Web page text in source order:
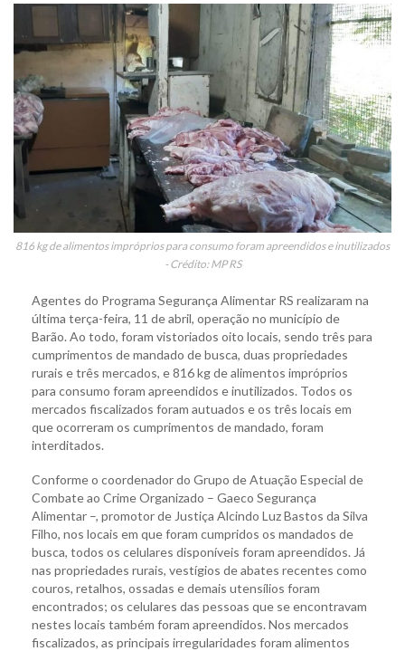
816 kg de alimentos impróprios para consumo foram apreendidos e inutilizados
- Crédito: MP RS
Agentes do Programa Segurança Alimentar RS realizaram na
última terça-feira, 11 de abril, operação no município de
Barão. Ao todo, foram vistoriados oito locais, sendo três para
cumprimentos de mandado de busca, duas propriedades
rurais e três mercados, e 816 kg de alimentos impróprios
para consumo foram apreendidos e inutilizados. Todos os
mercados fiscalizados foram autuados e os três locais em
que ocorreram os cumprimentos de mandado, foram
interditados.
Conforme o coordenador do Grupo de Atuação Especial de
Combate ao Crime Organizado – Gaeco Segurança
Alimentar –, promotor de Justiça Alcindo Luz Bastos da Silva
Filho, nos locais em que foram cumpridos os mandados de
busca, todos os celulares disponíveis foram apreendidos. Já
nas propriedades rurais, vestígios de abates recentes como
couros, retalhos, ossadas e demais utensílios foram
encontrados; os celulares das pessoas que se encontravam
nestes locais também foram apreendidos. Nos mercados
fiscalizados, as principais irregularidades foram alimentos